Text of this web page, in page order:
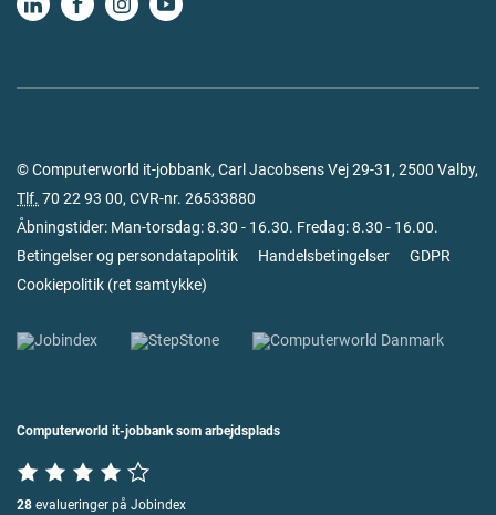
© Computerworld it-jobbank, Carl Jacobsens Vej 29-31, 2500 Valby,
Tlf. 70 22 93 00, CVR-nr. 26533880
Åbningstider: Man-torsdag: 8.30 - 16.30. Fredag: 8.30 - 16.00.
Betingelser og persondatapolitik
Handelsbetingelser
GDPR
Cookiepolitik (ret samtykke)
Computerworld it-jobbank som arbejdsplads
28 evalueringer på Jobindex